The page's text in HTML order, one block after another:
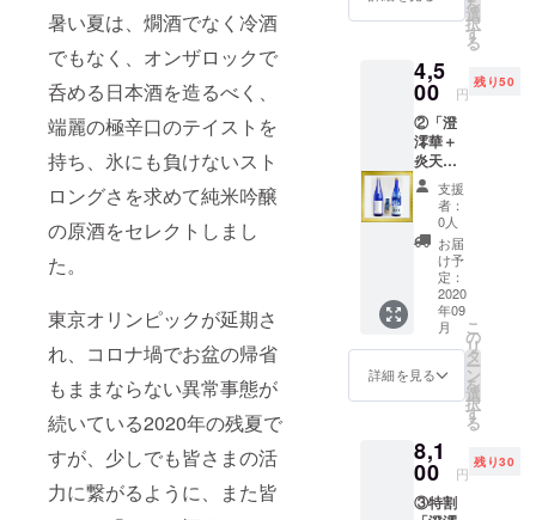
暑い夏は、燗酒でなく冷酒
でもなく、オンザロックで
呑める日本酒を造るべく、
端麗の極辛口のテイストを
持ち、氷にも負けないスト
ロングさを求めて純米吟醸
の原酒をセレクトしまし
た。
東京オリンピックが延期さ
れ、コロナ堝でお盆の帰省
もままならない異常事態が
続いている2020年の残夏で
すが、少しでも皆さまの活
力に繋がるように、また皆
平成5年に、
オードヴィ
庄内に組織
変更して、
令和3年の今
年で146年の
間、日本酒
造りに励ん
現状、代表
取締役社長
の佐藤晴之
が、6代目の
息子の7代目
予定者が、
・1本
炎天辛
720ml
・1本
酒粕塩
／30g・
1袋 こ
のセッ
トに
は、酒
蔵が製
造した
高濃度
エタ
ノール
製品 ブ
ロック
66／
720ml
す セッ
ト価
格・
4500円
選
択
す
る
4,5
00 円
残り50
②「澄
澪華＋
炎天辛
＋オリ
ジナル
酒粕
塩」
セット
澄澪華
720ml
・1本
炎天辛
／
720ml
・1本
／30g・
1袋
セット
価格・
支援
者：
0人
お届
け予
定：
2020
年09
月
詳細を見る
こ
の
リ
タ
ー
ン
を
選
択
す
る
8,1
00 円
残り30
③特割